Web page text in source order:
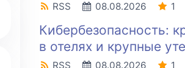
RSS 08.08.2026 1
Кибербезопасность:
в отелях и крупные
RSS 08.08.2026 1